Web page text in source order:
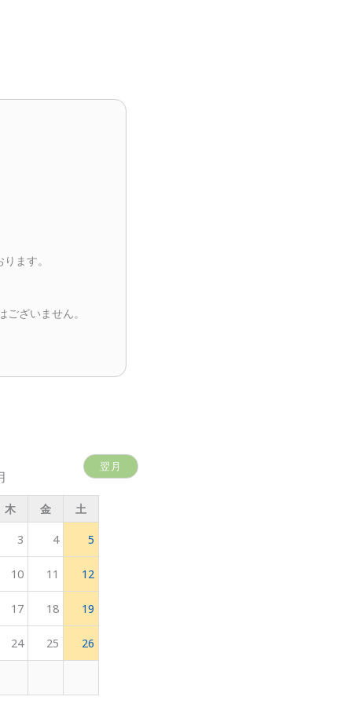
ます。
ざいません。
翌月
木 金 土
3 4 5
10 11 12
17 18 19
24 25 26